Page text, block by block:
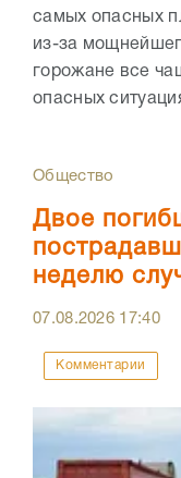
самых опасных
из-за
горожане все
опасных
Общество
Двое
неделю
07.08.2026 17:40
Комментарии